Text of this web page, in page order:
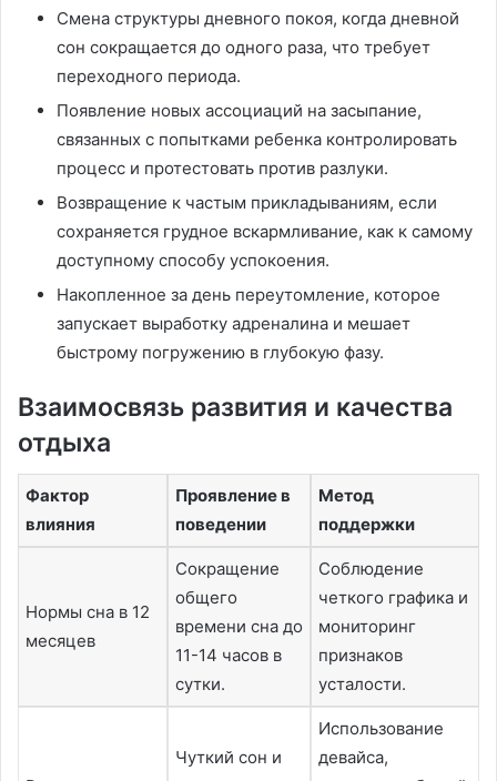
Смена структуры дневного покоя, когда дневной
сон сокращается до одного раза, что требует
переходного периода.
Появление новых ассоциаций на засыпание,
связанных с попытками ребенка контролировать
процесс и протестовать против разлуки.
Возвращение к частым прикладываниям, если
сохраняется грудное вскармливание, как к самому
доступному способу успокоения.
Накопленное за день переутомление, которое
запускает выработку адреналина и мешает
быстрому погружению в глубокую фазу.
Взаимосвязь развития и качества
отдыха
Фактор
влияния
Проявление в
поведении
Метод
поддержки
Нормы сна в 12
месяцев
Сокращение
общего
времени сна до
11-14 часов в
сутки.
Соблюдение
четкого графика и
мониторинг
признаков
усталости.
Чуткий сон и
Использование
девайса,